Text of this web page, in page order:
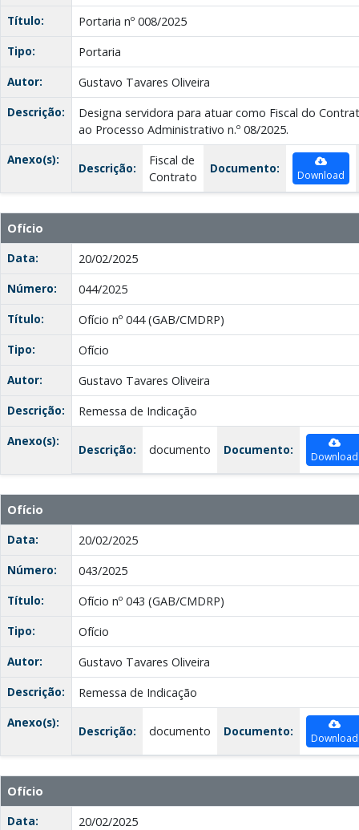
Título:
Portaria nº 008/2025
Tipo:
Portaria
Autor:
Gustavo Tavares Oliveira
Descrição:
Designa servidora para atuar como Fiscal do
ao Processo Administrativo n.º 08/2025.
Anexo(s):
Descrição:
Fiscal de
Contrato
Documento: Download
Ofício
Data:
20/02/2025
Número:
044/2025
Título:
Ofício nº 044 (GAB/CMDRP)
Tipo:
Ofício
Autor:
Gustavo Tavares Oliveira
Descrição:
Remessa de Indicação
Anexo(s):
Descrição: documento Documento: Download
Ofício
Data:
20/02/2025
Número:
043/2025
Título:
Ofício nº 043 (GAB/CMDRP)
Tipo:
Ofício
Autor:
Gustavo Tavares Oliveira
Descrição:
Remessa de Indicação
Anexo(s):
Descrição: documento Documento: Download
Ofício
Data:
20/02/2025